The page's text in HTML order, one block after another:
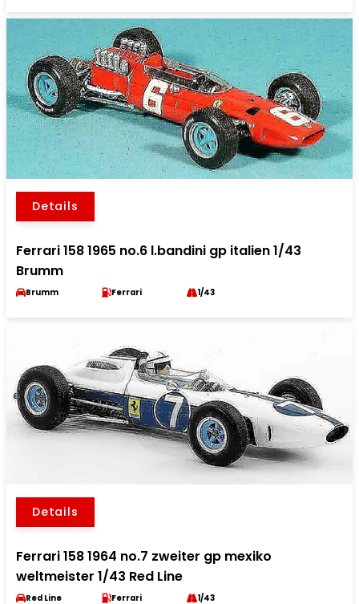
Details
Ferrari 158 1965 no.6 l.bandini gp italien 1/43
Brumm
Brumm Ferrari 1/43
Details
Ferrari 158 1964 no.7 zweiter gp mexiko
weltmeister 1/43 Red Line
Red Line Ferrari 1/43